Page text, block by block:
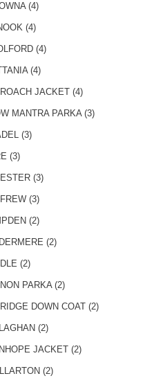
(4)
(4)
(4)
(4)
JACKET (4)
MANTRA PARKA (3)
(3)
(3)
(3)
(3)
(2)
(2)
(2)
PARKA (2)
DOWN COAT (2)
(2)
JACKET (2)
(2)